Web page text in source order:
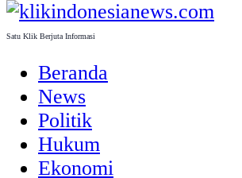
Satu Klik Berjuta Informasi
Beranda
News
Politik
Hukum
Ekonomi